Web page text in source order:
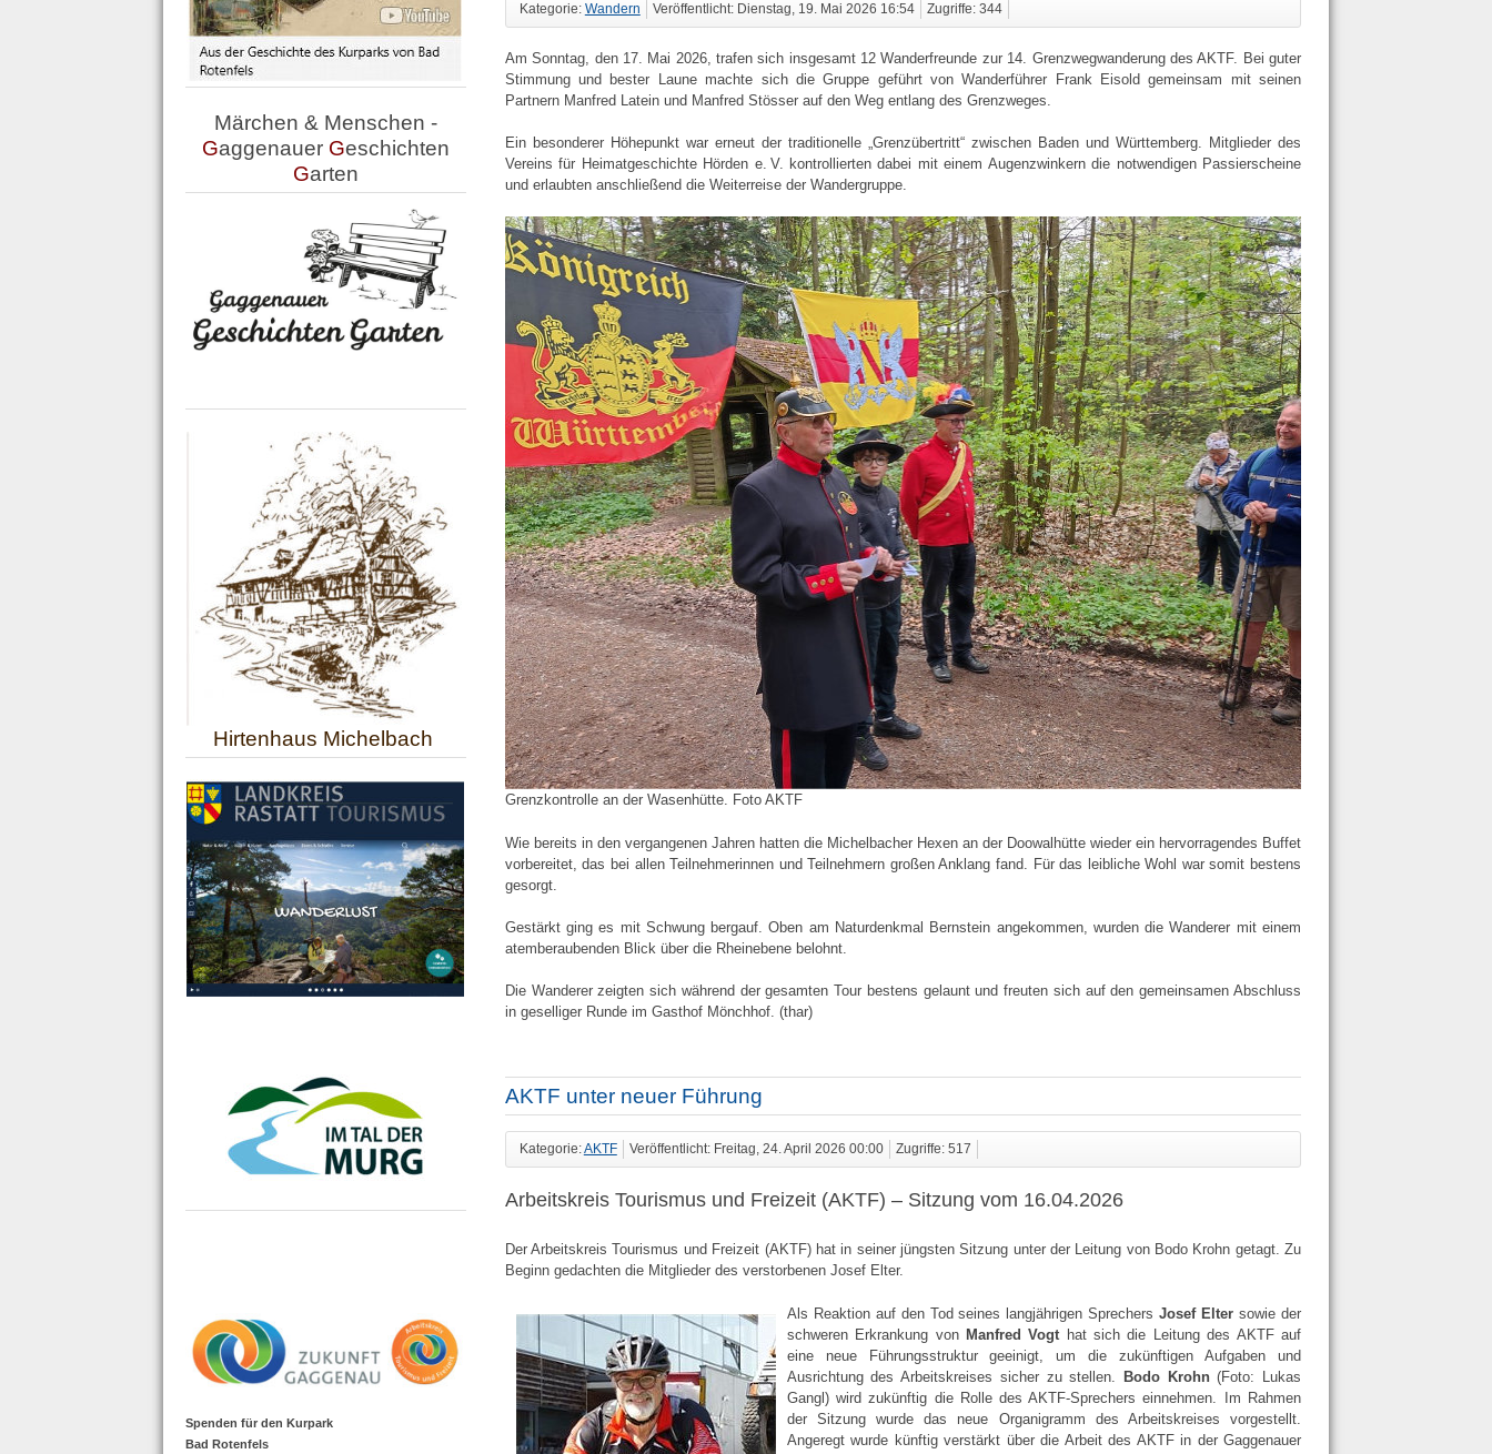
Märchen & Menschen -
Gaggenauer Geschichten
Garten
Hirtenhaus Michelbach
Spenden für den Kurpark
Bad Rotenfels
Kategorie: Wandern Veröffentlicht: Dienstag, 19. Mai 2026 16:54 Zugriffe: 344
Am Sonntag, den 17. Mai 2026, trafen sich insgesamt 12 Wanderfreunde zur 14. Grenzwegwanderung des AKTF. Bei guter
Stimmung und bester Laune machte sich die Gruppe geführt von Wanderführer Frank Eisold gemeinsam mit seinen
Partnern Manfred Latein und Manfred Stösser auf den Weg entlang des Grenzweges.
Ein besonderer Höhepunkt war erneut der traditionelle „Grenzübertritt“ zwischen Baden und Württemberg. Mitglieder des
Vereins für Heimatgeschichte Hörden e. V. kontrollierten dabei mit einem Augenzwinkern die notwendigen Passierscheine
und erlaubten anschließend die Weiterreise der Wandergruppe.
Grenzkontrolle an der Wasenhütte. Foto AKTF
Wie bereits in den vergangenen Jahren hatten die Michelbacher Hexen an der Doowalhütte wieder ein hervorragendes Buffet
vorbereitet, das bei allen Teilnehmerinnen und Teilnehmern großen Anklang fand. Für das leibliche Wohl war somit bestens
gesorgt.
Gestärkt ging es mit Schwung bergauf. Oben am Naturdenkmal Bernstein angekommen, wurden die Wanderer mit einem
atemberaubenden Blick über die Rheinebene belohnt.
Die Wanderer zeigten sich während der gesamten Tour bestens gelaunt und freuten sich auf den gemeinsamen Abschluss
in geselliger Runde im Gasthof Mönchhof. (thar)
AKTF unter neuer Führung
Kategorie:AKTF Veröffentlicht: Freitag, 24. April 2026 00:00 Zugriffe: 517
Arbeitskreis Tourismus und Freizeit (AKTF) – Sitzung vom 16.04.2026
Der Arbeitskreis Tourismus und Freizeit (AKTF) hat in seiner jüngsten Sitzung unter der Leitung von Bodo Krohn getagt. Zu
Beginn gedachten die Mitglieder des verstorbenen Josef Elter.
Als Reaktion auf den Tod seines langjährigen SprechersJosef Elter sowie der
schweren Erkrankung von Manfred Vogt hat sich die Leitung des AKTF auf
eine neue Führungsstruktur geeinigt, um die zukünftigen Aufgaben und
Ausrichtung des Arbeitskreises sicher zu stellen. Bodo Krohn(Foto: Lukas
Gangl) wird zukünftig die Rolle des AKTF-Sprechers einnehmen. Im Rahmen
der Sitzung wurde das neue Organigramm des Arbeitskreises vorgestellt.
Angeregt wurde künftig verstärkt über die Arbeit des AKTF in der Gaggenauer